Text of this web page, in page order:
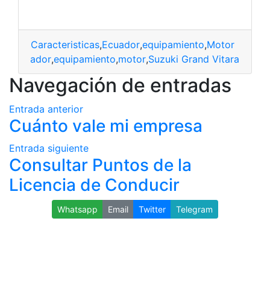
Caracteristicas,Ecuador,equipamiento,Motor
Ecuador,equipamiento,motor,Suzuki Grand Vitara
Navegación de entradas
Entrada anterior
Cuánto vale mi empresa
Entrada siguiente
Consultar Puntos de la
Licencia de Conducir
Whatsapp Email Twitter Telegram